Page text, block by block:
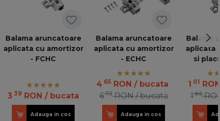
Balama aruncatoare
aplicata cu amortizor
- FCHC
3 39 RON / bucata
Adauga in cos
Balama aruncatoare
aplicata cu amortizor
- ECHC
4 65 RON / bucata
673 RON / bucata
Adauga in cos
Balama
aplicata
si
1 01 RON
186